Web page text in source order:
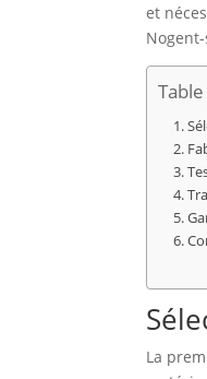
et
La